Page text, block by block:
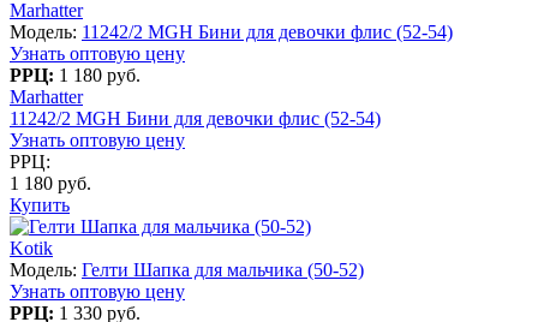
Marhatter
Модель: 11242/2 MGH Бини для девочки флис (52-54)
Узнать оптовую цену
РРЦ: 1 180 руб.
Marhatter
11242/2 MGH Бини для девочки флис (52-54)
Узнать оптовую цену
РРЦ:
1 180 руб.
Купить
Kotik
Модель: Гелти Шапка для мальчика (50-52)
Узнать оптовую цену
РРЦ: 1 330 руб.